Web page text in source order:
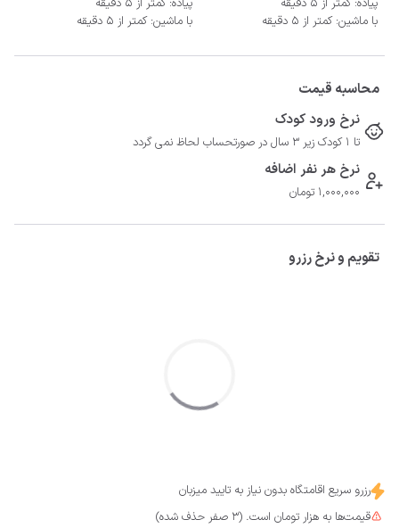
پیاده: کمتر از 5 دقیقه
با ماشین: کمتر از 5 دقیقه
پیاده: کمتر از 5 دقیقه
با ماشین: کمتر از 5 دقیقه
محاسبه قیمت
نرخ ورود کودک
تا 1 کودک زیر 3 سال در صورتحساب لحاظ نمی گردد
نرخ هر نفر اضافه
1,000,000 تومان
تقویم و نرخ رزرو
رزرو سریع اقامتگاه بدون نیاز به تایید میزبان
قیمت‌ها به هزار تومان است. (3 صفر حذف شده)